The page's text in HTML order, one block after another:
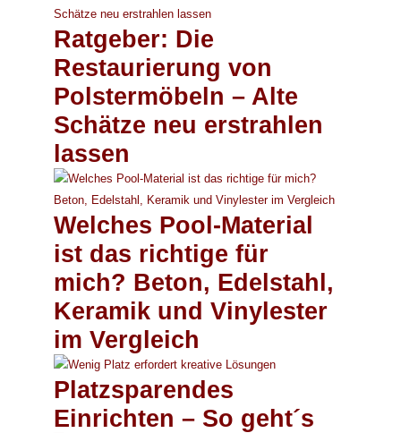
Ratgeber: Die
Restaurierung von
Polstermöbeln – Alte
Schätze neu erstrahlen
lassen
Welches Pool-Material
ist das richtige für
mich? Beton, Edelstahl,
Keramik und Vinylester
im Vergleich
Platzsparendes
Einrichten – So geht´s